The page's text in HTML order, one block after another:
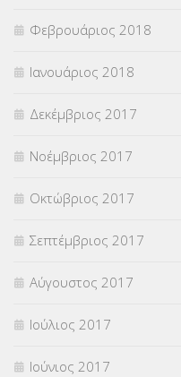
Φεβρουάριος 2018
Ιανουάριος 2018
Δεκέμβριος 2017
Νοέμβριος 2017
Οκτώβριος 2017
Σεπτέμβριος 2017
Αύγουστος 2017
Ιούλιος 2017
Ιούνιος 2017